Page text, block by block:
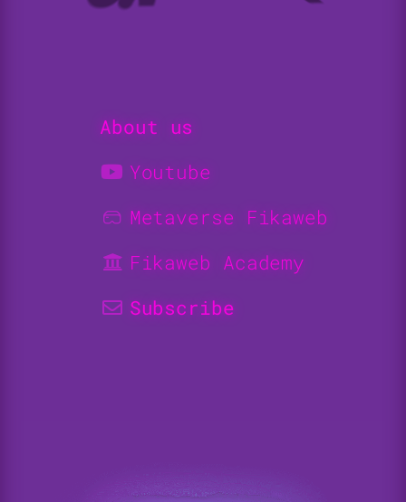
About us
Youtube
Metaverse Fikaweb
Fikaweb Academy
Subscribe